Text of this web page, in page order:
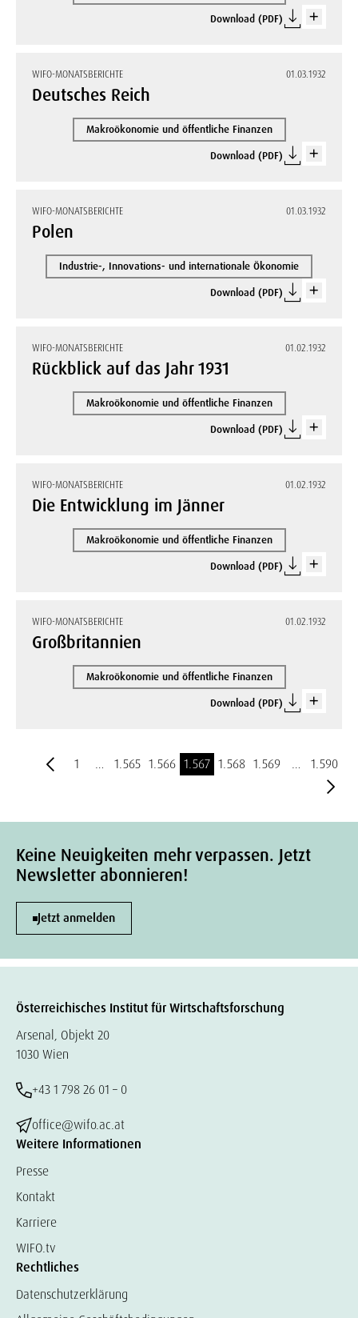
Download (PDF)
WIFO-MONATSBERICHTE 01.03.1932
Deutsches Reich
Makroökonomie und öffentliche Finanzen
Download (PDF)
WIFO-MONATSBERICHTE 01.03.1932
Polen
Industrie-, Innovations- und internationale Ökonomie
Download (PDF)
WIFO-MONATSBERICHTE 01.02.1932
Rückblick auf das Jahr 1931
Makroökonomie und öffentliche Finanzen
Download (PDF)
WIFO-MONATSBERICHTE 01.02.1932
Die Entwicklung im Jänner
Makroökonomie und öffentliche Finanzen
Download (PDF)
WIFO-MONATSBERICHTE 01.02.1932
Großbritannien
Makroökonomie und öffentliche Finanzen
Download (PDF)
1 … 1.565 1.566 1.567 1.568 1.569 … 1.590
Keine Neuigkeiten mehr verpassen. Jetzt
Newsletter abonnieren!
Jetzt anmelden
Österreichisches Institut für Wirtschaftsforschung
Arsenal, Objekt 20
1030 Wien
+43 1 798 26 01 – 0
office@wifo.ac.at
Weitere Informationen
Presse
Kontakt
Karriere
WIFO.tv
Rechtliches
Datenschutzerklärung